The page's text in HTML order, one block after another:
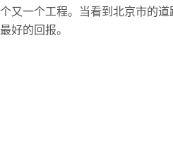
又一个工程。当看到北京市的
好的回报。